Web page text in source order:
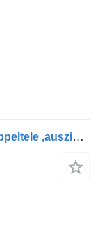
Faymonville Telemax 29,5 Meter!!!, Doppeltele ,ausziehbar